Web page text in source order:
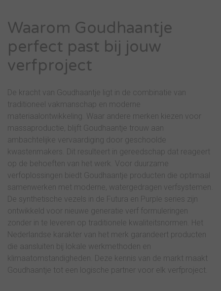
Waarom Goudhaantje
perfect past bij jouw
verfproject
De kracht van Goudhaantje ligt in de combinatie van
traditioneel vakmanschap en moderne
materiaalontwikkeling. Waar andere merken kiezen voor
massaproductie, blijft Goudhaantje trouw aan
ambachtelijke vervaardiging door geschoolde
kwastenmakers. Dit resulteert in gereedschap dat reageert
op de behoeften van het werk. Voor duurzame
verfoplossingen biedt Goudhaantje producten die optimaal
samenwerken met moderne, watergedragen verfsystemen.
De synthetische vezels in de Futura en Purple series zijn
ontwikkeld voor nieuwe generatie verf formuleringen
zonder in te leveren op traditionele kwaliteitsnormen. Het
Nederlandse karakter van het merk garandeert producten
die aansluiten bij lokale werkmethoden en
klimaatomstandigheden. Deze kennis van de markt maakt
Goudhaantje tot een logische partner voor elk verfproject.